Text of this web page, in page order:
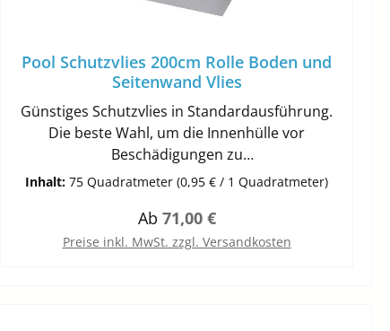
Pool Schutzvlies 200cm Rolle Boden und
Seitenwand Vlies
Günstiges Schutzvlies in Standardausführung.
Die beste Wahl, um die Innenhülle vor
Beschädigungen zu
schützen.Verrottungsfestes Polyester- und
zum Schutz der InnenhülleFlächengewicht ca
400 g/m²Thermisch verfestigt
Inhalt: 75 Quadratmeter (0,95 € / 1 Quadratmeter)
Regulärer Preis:
Ab 71,00 €
Preise inkl. MwSt. zzgl. Versandkosten